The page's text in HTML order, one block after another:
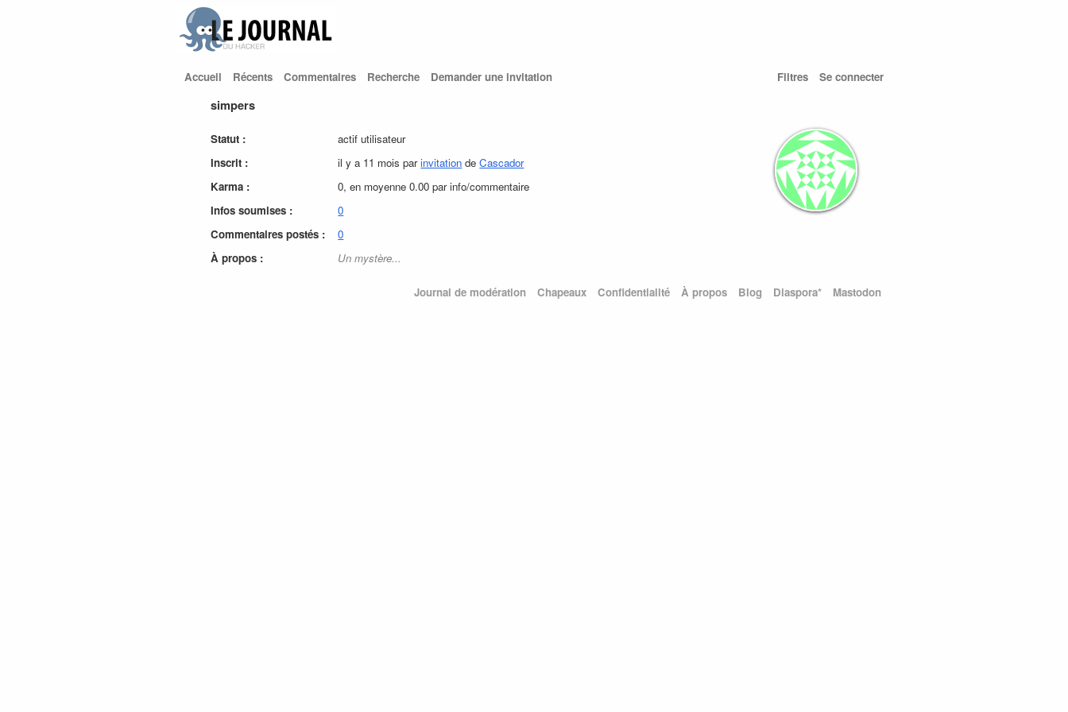
Accueil Récents Commentaires Recherche Demander une invitation Filtres Se connecter
simpers
Statut :
actif utilisateur
Inscrit :
il y a 11 mois parinvitation deCascador
Karma :
0, en moyenne 0.00 par info/commentaire
Infos soumises :
0
Commentaires postés :
0
À propos :
Un mystère...
Journal de modération Chapeaux Confidentialité À propos Blog Diaspora* Mastodon